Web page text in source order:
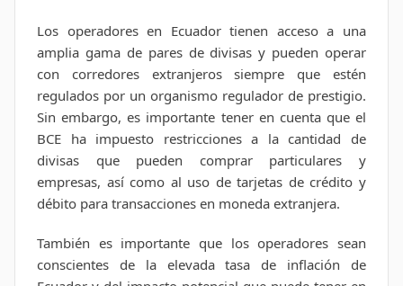
Los operadores en Ecuador tienen acceso a una
amplia gama de pares de divisas y pueden operar
con corredores extranjeros siempre que estén
regulados por un organismo regulador de prestigio.
Sin embargo, es importante tener en cuenta que el
BCE ha impuesto restricciones a la cantidad de
divisas que pueden comprar particulares y
empresas, así como al uso de tarjetas de crédito y
débito para transacciones en moneda extranjera.
También es importante que los operadores sean
conscientes de la elevada tasa de inflación de